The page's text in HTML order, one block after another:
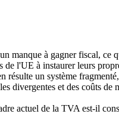
manque à gagner fiscal, ce
de l'UE à instaurer leurs
résulte un système
divergentes et des coûts de
actuel de la TVA est-il